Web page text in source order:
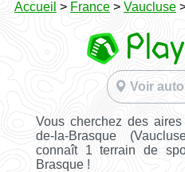
Accueil > France > Vaucluse
Voir
Vous cherchez des
de-la-Brasque
connaît 1 terrain de
Brasque !